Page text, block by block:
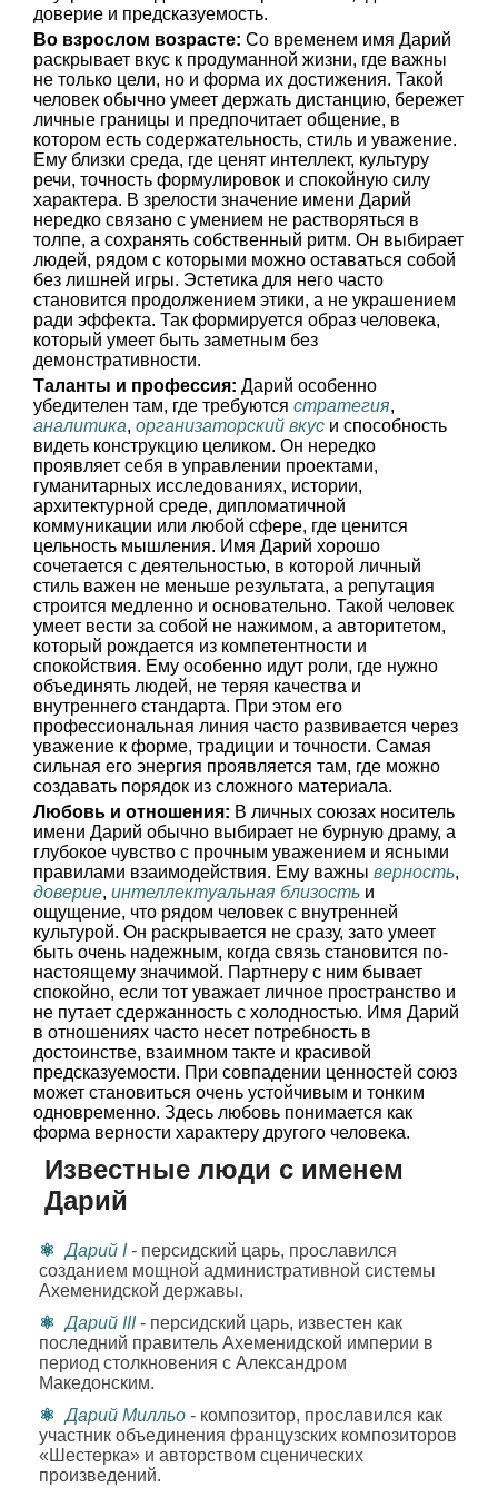
доверие и предсказуемость.
Во взрослом возрасте: Со временем имя Дарий
раскрывает вкус к продуманной жизни, где важны
не только цели, но и форма их достижения. Такой
человек обычно умеет держать дистанцию, бережет
личные границы и предпочитает общение, в
котором есть содержательность, стиль и уважение.
Ему близки среда, где ценят интеллект, культуру
речи, точность формулировок и спокойную силу
характера. В зрелости значение имени Дарий
нередко связано с умением не растворяться в
толпе, а сохранять собственный ритм. Он выбирает
людей, рядом с которыми можно оставаться собой
без лишней игры. Эстетика для него часто
становится продолжением этики, а не украшением
ради эффекта. Так формируется образ человека,
который умеет быть заметным без
демонстративности.
Таланты и профессия: Дарий особенно
убедителен там, где требуются стратегия,
аналитика, организаторский вкус и способность
видеть конструкцию целиком. Он нередко
проявляет себя в управлении проектами,
гуманитарных исследованиях, истории,
архитектурной среде, дипломатичной
коммуникации или любой сфере, где ценится
цельность мышления. Имя Дарий хорошо
сочетается с деятельностью, в которой личный
стиль важен не меньше результата, а репутация
строится медленно и основательно. Такой человек
умеет вести за собой не нажимом, а авторитетом,
который рождается из компетентности и
спокойствия. Ему особенно идут роли, где нужно
объединять людей, не теряя качества и
внутреннего стандарта. При этом его
профессиональная линия часто развивается через
уважение к форме, традиции и точности. Самая
сильная его энергия проявляется там, где можно
создавать порядок из сложного материала.
Любовь и отношения: В личных союзах носитель
имени Дарий обычно выбирает не бурную драму, а
глубокое чувство с прочным уважением и ясными
правилами взаимодействия. Ему важны верность,
доверие, интеллектуальная близость и
ощущение, что рядом человек с внутренней
культурой. Он раскрывается не сразу, зато умеет
быть очень надежным, когда связь становится по-
настоящему значимой. Партнеру с ним бывает
спокойно, если тот уважает личное пространство и
не путает сдержанность с холодностью. Имя Дарий
в отношениях часто несет потребность в
достоинстве, взаимном такте и красивой
предсказуемости. При совпадении ценностей союз
может становиться очень устойчивым и тонким
одновременно. Здесь любовь понимается как
форма верности характеру другого человека.
Известные люди с именем
Дарий
Дарий I- персидский царь, прославился
созданием мощной административной системы
Ахеменидской державы.
Дарий III- персидский царь, известен как
последний правитель Ахеменидской империи в
период столкновения с Александром
Македонским.
Дарий Милльо - композитор, прославился как
участник объединения французских композиторов
«Шестерка» и авторством сценических
произведений.